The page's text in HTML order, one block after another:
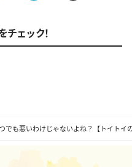
でも悪いわけじゃないよね？【トイトイ
ェック！